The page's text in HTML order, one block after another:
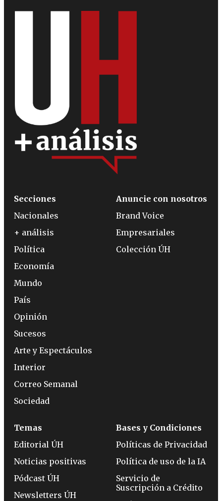
Secciones
Nacionales
+ análisis
Política
Economía
Mundo
País
Opinión
Sucesos
Arte y Espectáculos
Interior
Correo Semanal
Sociedad
Anuncie con nosotros
Brand Voice
Empresariales
Colección ÚH
Temas
Editorial ÚH
Noticias positivas
Pódcast ÚH
Newsletters ÚH
Bases y Condiciones
Políticas de Privacidad
Política de uso de la IA
Servicio de
Suscripción a Crédito